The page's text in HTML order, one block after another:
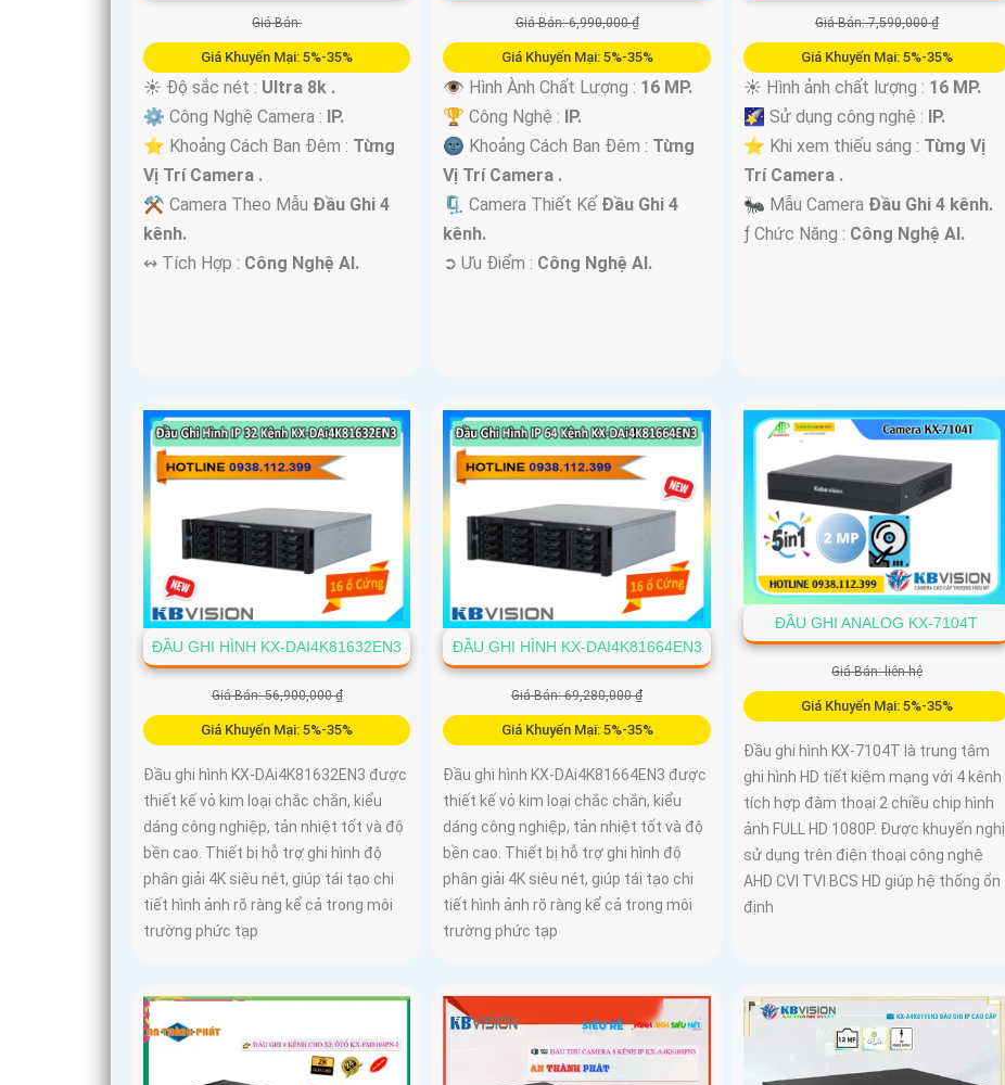
Giá Bán:
Giá Khuyến Mại: 5%-35%
☀️ Độ sắc nét : Ultra 8k .
⚙ Công Nghệ Camera : IP.
⭐ Khoảng Cách Ban Đêm : Từng
Vị Trí Camera .
⚒ Camera Theo Mẫu Đầu Ghi 4
kênh.
️↭ Tích Hợp : Công Nghệ AI.
Giá Bán: 6,990,000 ₫
Giá Khuyến Mại: 5%-35%
👁 Hình Ành Chất Lượng : 16 MP.
🏆 Công Nghệ : IP.
🌚 Khoảng Cách Ban Đêm : Từng
Vị Trí Camera .
🗜️ Camera Thiết Kế Đầu Ghi 4
kênh.
️➲ Ưu Điểm : Công Nghệ AI.
Giá Bán: 7,590,000 ₫
Giá Khuyến Mại: 5%-35%
☀️ Hình ảnh chất lượng : 16 MP.
🌠 Sử dụng công nghệ : IP.
⭐ Khi xem thiếu sáng : Từng Vị
Trí Camera .
🐜 Mẫu Camera Đầu Ghi 4 kênh.
️ƒ Chức Năng : Công Nghệ AI.
ĐẦU GHI HÌNH KX-DAI4K81632EN3
Giá Bán: 56,900,000 ₫
Giá Khuyến Mại: 5%-35%
Đầu ghi hình KX-DAi4K81632EN3 được
thiết kế vỏ kim loại chắc chắn, kiểu
dáng công nghiệp, tản nhiệt tốt và độ
bền cao. Thiết bị hỗ trợ ghi hình độ
phân giải 4K siêu nét, giúp tái tạo chi
tiết hình ảnh rõ ràng kể cả trong môi
trường phức tạp
ĐẦU GHI HÌNH KX-DAI4K81664EN3
Giá Bán: 69,280,000 ₫
Giá Khuyến Mại: 5%-35%
Đầu ghi hình KX-DAi4K81664EN3 được
thiết kế vỏ kim loại chắc chắn, kiểu
dáng công nghiệp, tản nhiệt tốt và độ
bền cao. Thiết bị hỗ trợ ghi hình độ
phân giải 4K siêu nét, giúp tái tạo chi
tiết hình ảnh rõ ràng kể cả trong môi
trường phức tạp
ĐẦU GHI ANALOG KX-7104T
Giá Bán: liên hệ
Giá Khuyến Mại: 5%-35%
Đầu ghi hình KX-7104T là trung tâm
ghi hình HD tiết kiệm mạng với 4 kênh
tích hợp đàm thoại 2 chiều chip hình
ảnh FULL HD 1080P. Được khuyến nghị
sử dụng trên điện thoại công nghệ
AHD CVI TVI BCS HD giúp hệ thống ổn
định